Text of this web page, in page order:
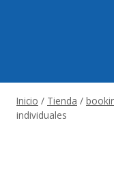
Inicio / Tienda /
individuales